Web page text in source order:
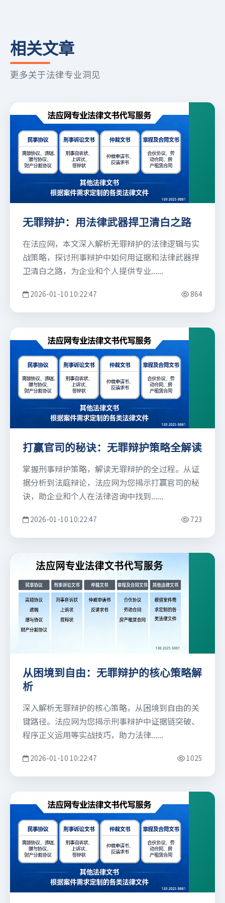
相关文章
更多关于法律专业洞见
无罪辩护：用法律武器捍卫清白之路
在法应网，本文深入解析无罪辩护的法律逻辑与实
战策略，探讨刑事辩护中如何用证据和法律武器捍
卫清白之路，为企业和个人提供专业......
2026-01-10 10:22:47 864
打赢官司的秘诀：无罪辩护策略全解读
掌握刑事辩护策略，解读无罪辩护的全过程。从证
据分析到法庭辩论，法应网为您揭示打赢官司的秘
诀，助企业和个人在法律咨询中找到......
2026-01-10 10:22:47 723
从困境到自由：无罪辩护的核心策略解
析
深入解析无罪辩护的核心策略，从困境到自由的关
键路径。法应网为您揭示刑事辩护中证据链突破、
程序正义运用等实战技巧，助力法律......
2026-01-10 10:22:47 1025